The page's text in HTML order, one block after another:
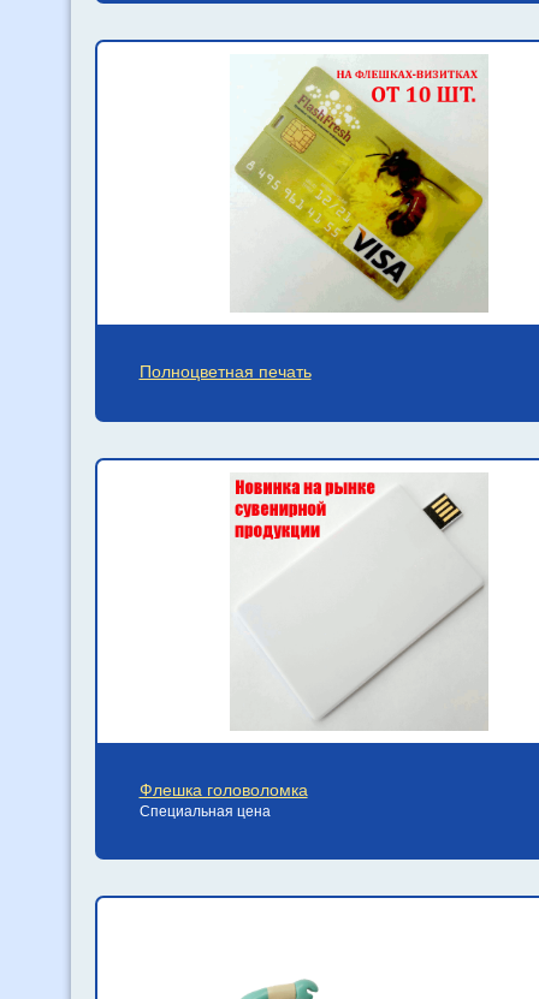
Полноцветная печать
Флешка головоломка
Специальная цена